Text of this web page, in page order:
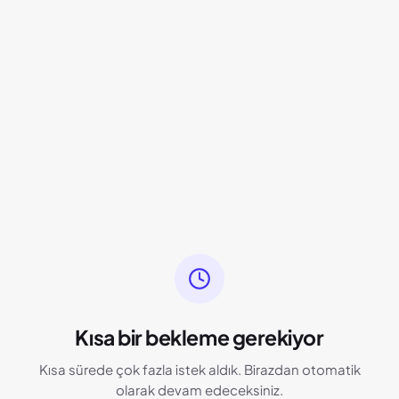
Kısa bir bekleme gerekiyor
Kısa sürede çok fazla istek aldık. Birazdan otomatik
olarak devam edeceksiniz.